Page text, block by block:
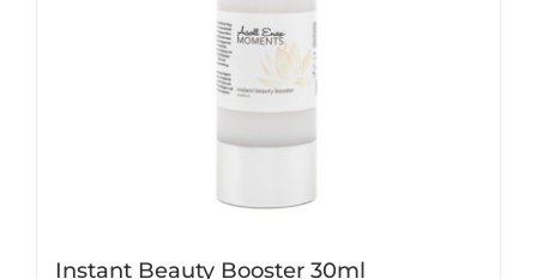
Instant Beauty Booster 30ml